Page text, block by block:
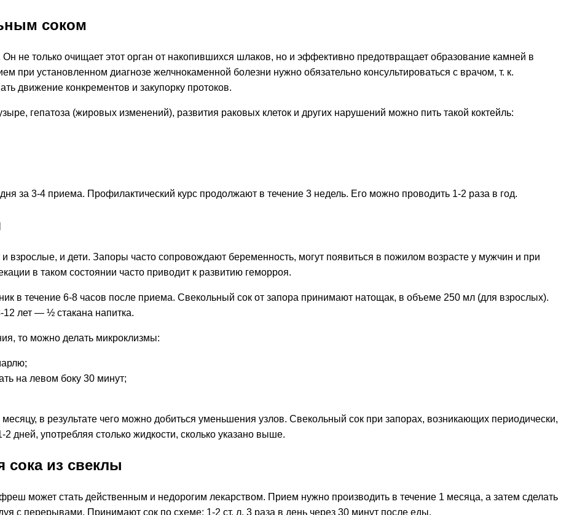
соком
Он не только очищает этот орган от накопившихся шлаков, но и эффективно предотвращает образование камней в
при установленном диагнозе желчнокаменной болезни нужно обязательно консультироваться с врачом, т. к.
движение конкрементов и закупорку протоков.
гепатоза (жировых изменений), развития раковых клеток и других нарушений можно пить такой коктейль:
за 3-4 приема. Профилактический курс продолжают в течение 3 недель. Его можно проводить 1-2 раза в год.
взрослые, и дети. Запоры часто сопровождают беременность, могут появиться в пожилом возрасте у мужчин и при
в таком состоянии часто приводит к развитию геморроя.
в течение 6-8 часов после приема. Свекольный сок от запора принимают натощак, в объеме 250 мл (для взрослых).
лет — ½ стакана напитка.
то можно делать микроклизмы:
на левом боку 30 минут;
в результате чего можно добиться уменьшения узлов. Свекольный сок при запорах, возникающих периодически,
дней, употребляя столько жидкости, сколько указано выше.
сока из свеклы
может стать действенным и недорогим лекарством. Прием нужно производить в течение 1 месяца, а затем сделать
с перерывами. Принимают сок по схеме: 1-2 ст. л. 3 раза в день через 30 минут после еды.